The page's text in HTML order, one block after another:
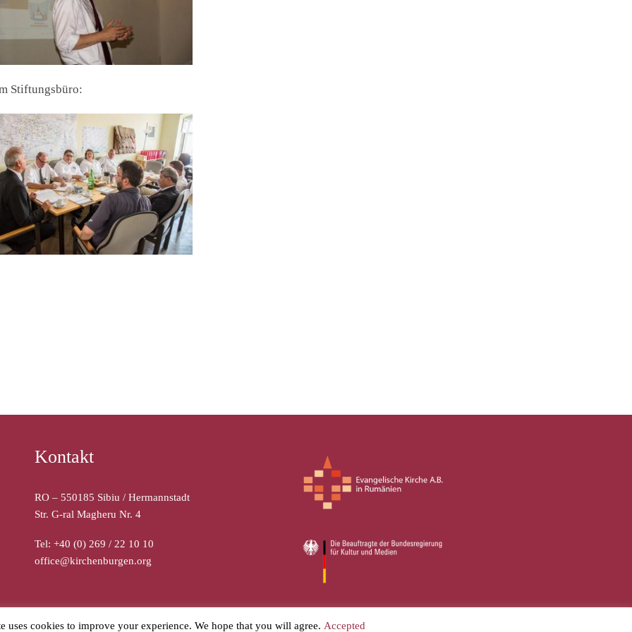
Stiftungsbüro:
Kontakt
RO – 550185 Sibiu / Hermannstadt
Str. G-ral Magheru Nr. 4
Tel: +40 (0) 269 / 22 10 10
office@kirchenburgen.org
uses cookies to improve your experience. We hope that you will agree. Accepted